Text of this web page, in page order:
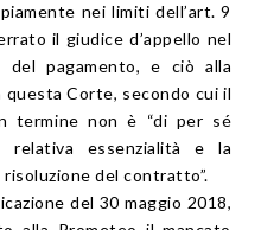
nei limiti dell’art. 9
il giudice d’appello nel
del pagamento, e ciò alla
Corte, secondo cui il
termine non è “di per sé
essenzialità e la
del contratto”.
del 30 maggio 2018,